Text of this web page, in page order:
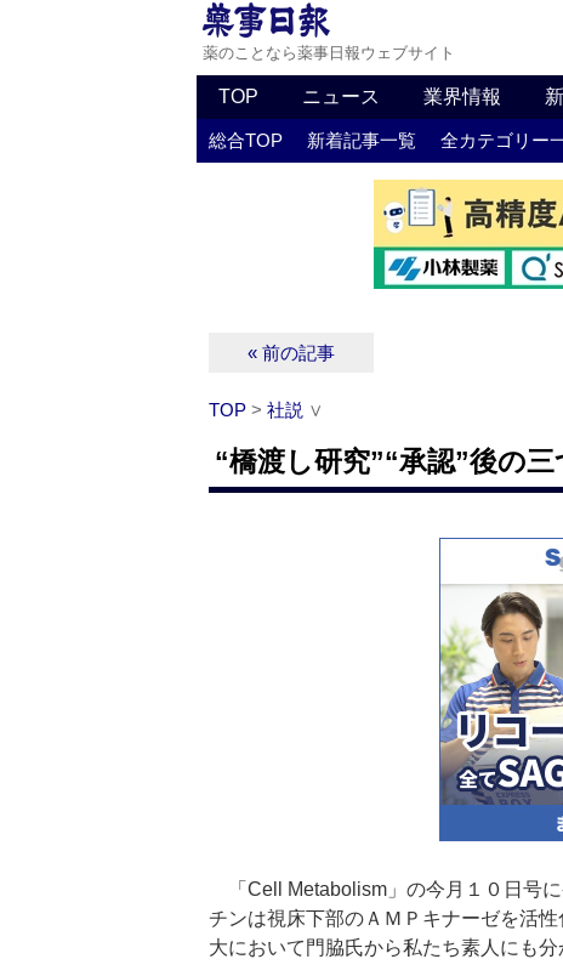
薬のことなら薬事日報ウェブサイト
TOP ニュース 業界情報
総合TOP 新着記事一覧 全カテゴリー
« 前の記事
TOP > 社説 ∨
“橋渡し研究”“承認”後の
「Cell Metabolism」の今月１０日号
チンは視床下部のＡＭＰキナーゼを活
大において門脇氏から私たち素人にも分